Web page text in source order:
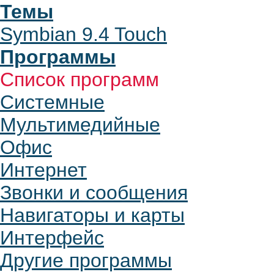
Темы
Symbian 9.4 Touch
Программы
Список программ
Системные
Мультимедийные
Офис
Интернет
Звонки и сообщения
Навигаторы и карты
Интерфейс
Другие программы